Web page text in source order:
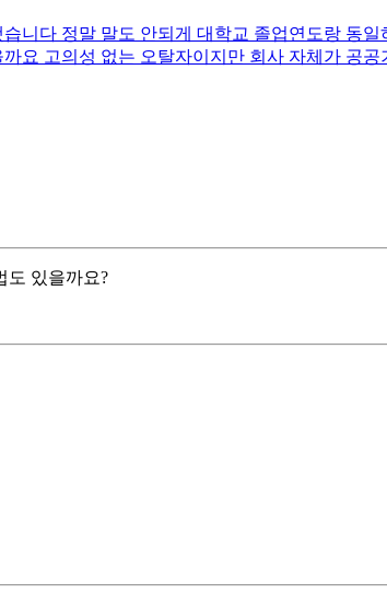
니다 정말 말도 안되게 대학교 졸업연도랑 동
요 고의성 없는 오탈자이지만 회사 자체가 공
도 있을까요?